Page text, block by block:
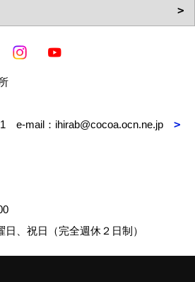
e-mail：ihirab@cocoa.ocn.ne.jp
、祝日（完全週休２日制）